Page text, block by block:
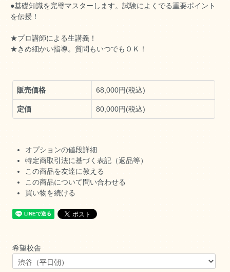
●基礎知識を完璧マスターします。試験によくでる重要ポイント
を伝授！
★プロ講師による生講義！
★きめ細かい指導。質問もいつでもＯＫ！
販売価格 68,000円(税込)
定価 80,000円(税込)
オプションの値段詳細
特定商取引法に基づく表記（返品等）
この商品を友達に教える
この商品について問い合わせる
買い物を続ける
希望校舎